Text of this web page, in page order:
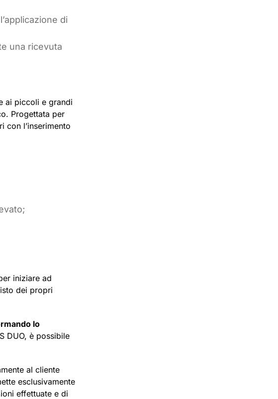
di
una ricevuta
ai piccoli e grandi
Progettata per
con l’inserimento
iniziare ad
dei propri
lo
DUO, è possibile
al cliente
esclusivamente
effettuate e di